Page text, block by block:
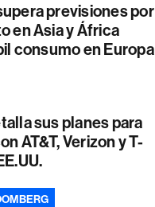
previsiones por
en Asia y África
consumo en Europa
sus planes para
AT&T, Verizon y T-